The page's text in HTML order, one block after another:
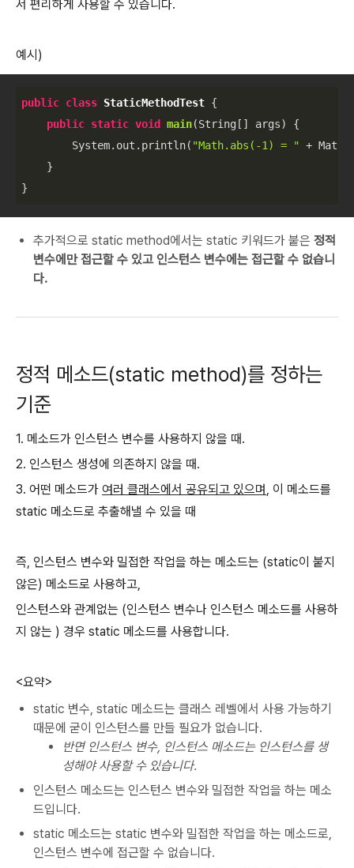
서 편리하게 사용할 수 있습니다.
예시)
public class StaticMethodTest {
public static void main(String[] args)
{
        System.out.println(
"Math.abs(-1) = " +
    }
}
추가적으로 static method에서는 static 키워드가 붙은 정적
변수에만 접근할 수 있고 인스턴스 변수에는 접근할 수 없습니
다.
정적 메소드(static method)를 정하는
기준
1. 메소드가 인스턴스 변수를 사용하지 않을 때.
2. 인스턴스 생성에 의존하지 않을 때.
3. 어떤 메소드가 여러 클래스에서 공유되고 있으며, 이 메소드를
static 메소드로 추출해낼 수 있을 때
즉, 인스턴스 변수와 밀접한 작업을 하는 메소드는 (static이 붙지
않은) 메소드로 사용하고,
인스턴스와 관계없는 (인스턴스 변수나 인스턴스 메소드를 사용하
지 않는 ) 경우 static 메소드를 사용합니다.
<요약>
static 변수, static 메소드는 클래스 레벨에서 사용 가능하기
때문에 굳이 인스턴스를 만들 필요가 없습니다.
반면 인스턴스 변수, 인스턴스 메소드는 인스턴스를 생
성해야 사용할 수 있습니다.
인스턴스 메소드는 인스턴스 변수와 밀접한 작업을 하는 메소
드입니다.
static 메소드는 static 변수와 밀접한 작업을 하는 메소드로,
인스턴스 변수에 접근할 수 없습니다.